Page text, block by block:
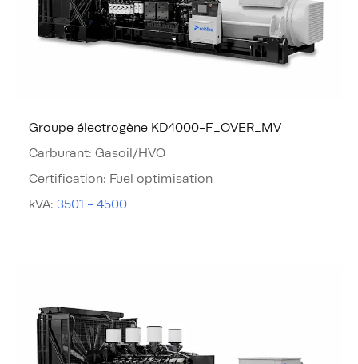
Groupe électrogène KD4000-F_OVER_MV
Carburant: Gasoil/HVO
Certification: Fuel optimisation
kVA:3501 - 4500